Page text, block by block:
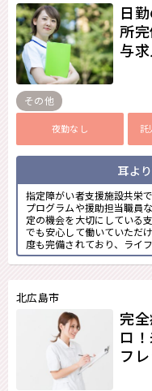
日
所
与
その他
夜勤なし 託
耳よ
指定障がい者支援施設共栄
プログラムや援助担当職員
定の機会を大切にしている
でも安心して働いていただ
度も完備されており、ライ
北広島市
完
ロ
フ